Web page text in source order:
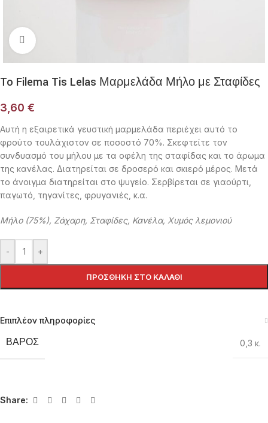
Click to enlarge
To Filema Tis Lelas Μαρμελάδα Μήλο με Σταφίδες
3,60 €
Αυτή η εξαιρετικά γευστική μαρμελάδα περιέχει αυτό το
φρούτο τουλάχιστον σε ποσοστό 70%. Σκεφτείτε τον
συνδυασμό του μήλου με τα οφέλη της σταφίδας και το άρωμα
της κανέλας. Διατηρείται σε δροσερό και σκιερό μέρος. Μετά
το άνοιγμα διατηρείται στο ψυγείο. Σερβίρεται σε γιαούρτι,
παγωτό, τηγανίτες, φρυγανιές, κ.α.
Μήλο (75%), Ζάχαρη, Σταφίδες, Κανέλα, Χυμός λεμονιού
- +
ΠΡΟΣΘΉΚΗ ΣΤΟ ΚΑΛΆΘΙ
Επιπλέον πληροφορίες
ΒΆΡΟΣ 0,3 κ.
Share: